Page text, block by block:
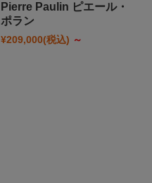
Pierre Paulin ピエール・
ポラン
¥209,000(税込) ～